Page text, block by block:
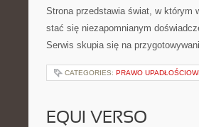
Strona przedstawia świat, w którym
stać się niezapomnianym
Serwis skupia się na
CATEGORIES: PRAWO
EQUI VERSO